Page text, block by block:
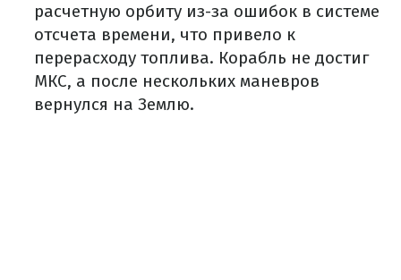
расчетную орбиту из-за ошибок в системе
отсчета времени, что привело к
перерасходу топлива. Корабль не достиг
МКС, а после нескольких маневров
вернулся на Землю.